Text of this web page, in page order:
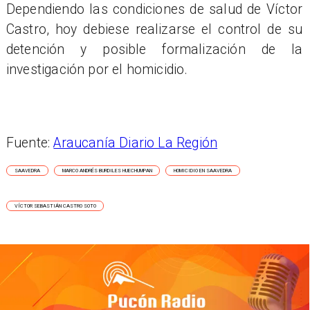
Dependiendo las condiciones de salud de Víctor
Castro, hoy debiese realizarse el control de su
detención y posible formalización de la
investigación por el homicidio.
Fuente:Araucanía Diario La Región
SAAVEDRA MARCO ANDRÉS BURDILES HUECHUMPAN HOMICIDIO EN SAAVEDRA
VÍCTOR SEBASTIÁN CASTRO SOTO